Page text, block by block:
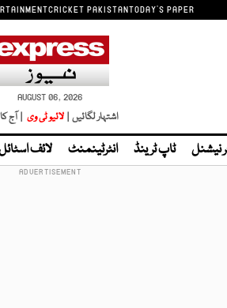
CRICKET PAKISTANTODAY'S PAPER
AUGUST 06, 2026
اشتہار لگائیں | لائیو ٹی وی | آج
نیشنل ٹاپ ٹرینڈ انٹرٹینمنٹ لائف